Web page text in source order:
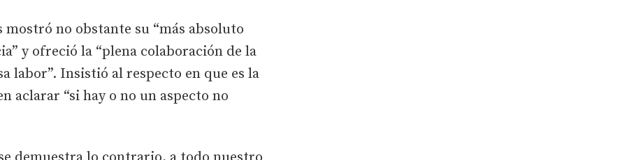
mostró no obstante su “más absoluto
y ofreció la “plena colaboración de la
labor”. Insistió al respecto en que es la
aclarar “si hay o no un aspecto no